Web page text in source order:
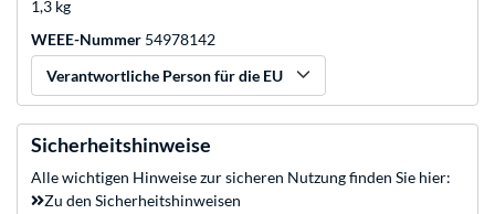
1,3 kg
WEEE-Nummer 54978142
Verantwortliche Person für die EU
Sicherheitshinweise
Alle wichtigen Hinweise zur sicheren Nutzung finden Sie hier:
Zu den Sicherheitshinweisen